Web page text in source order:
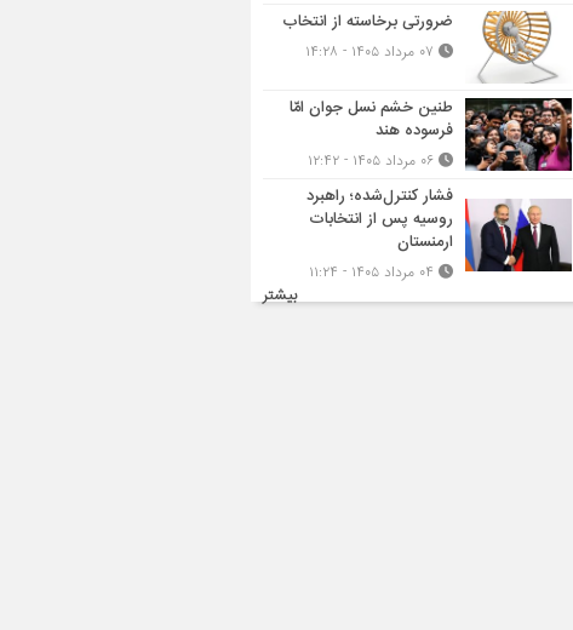
ضرورتی برخاسته از انتخاب
طنین خشم نسل جوان امّا
فرسوده هند
فشار کنترل‌شده؛ راهبرد
روسیه پس از انتخابات
ارمنستان
بیشتر